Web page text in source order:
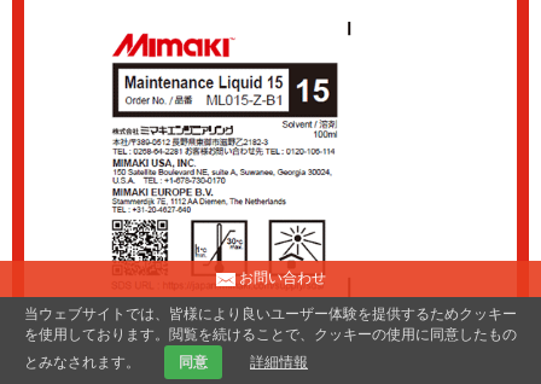
お問い合わせ
当ウェブサイトでは、皆様により良いユーザー体験を提供するためクッキー
を使用しております。閲覧を続けることで、クッキーの使用に同意したもの
とみなされます。
同意 詳細情報